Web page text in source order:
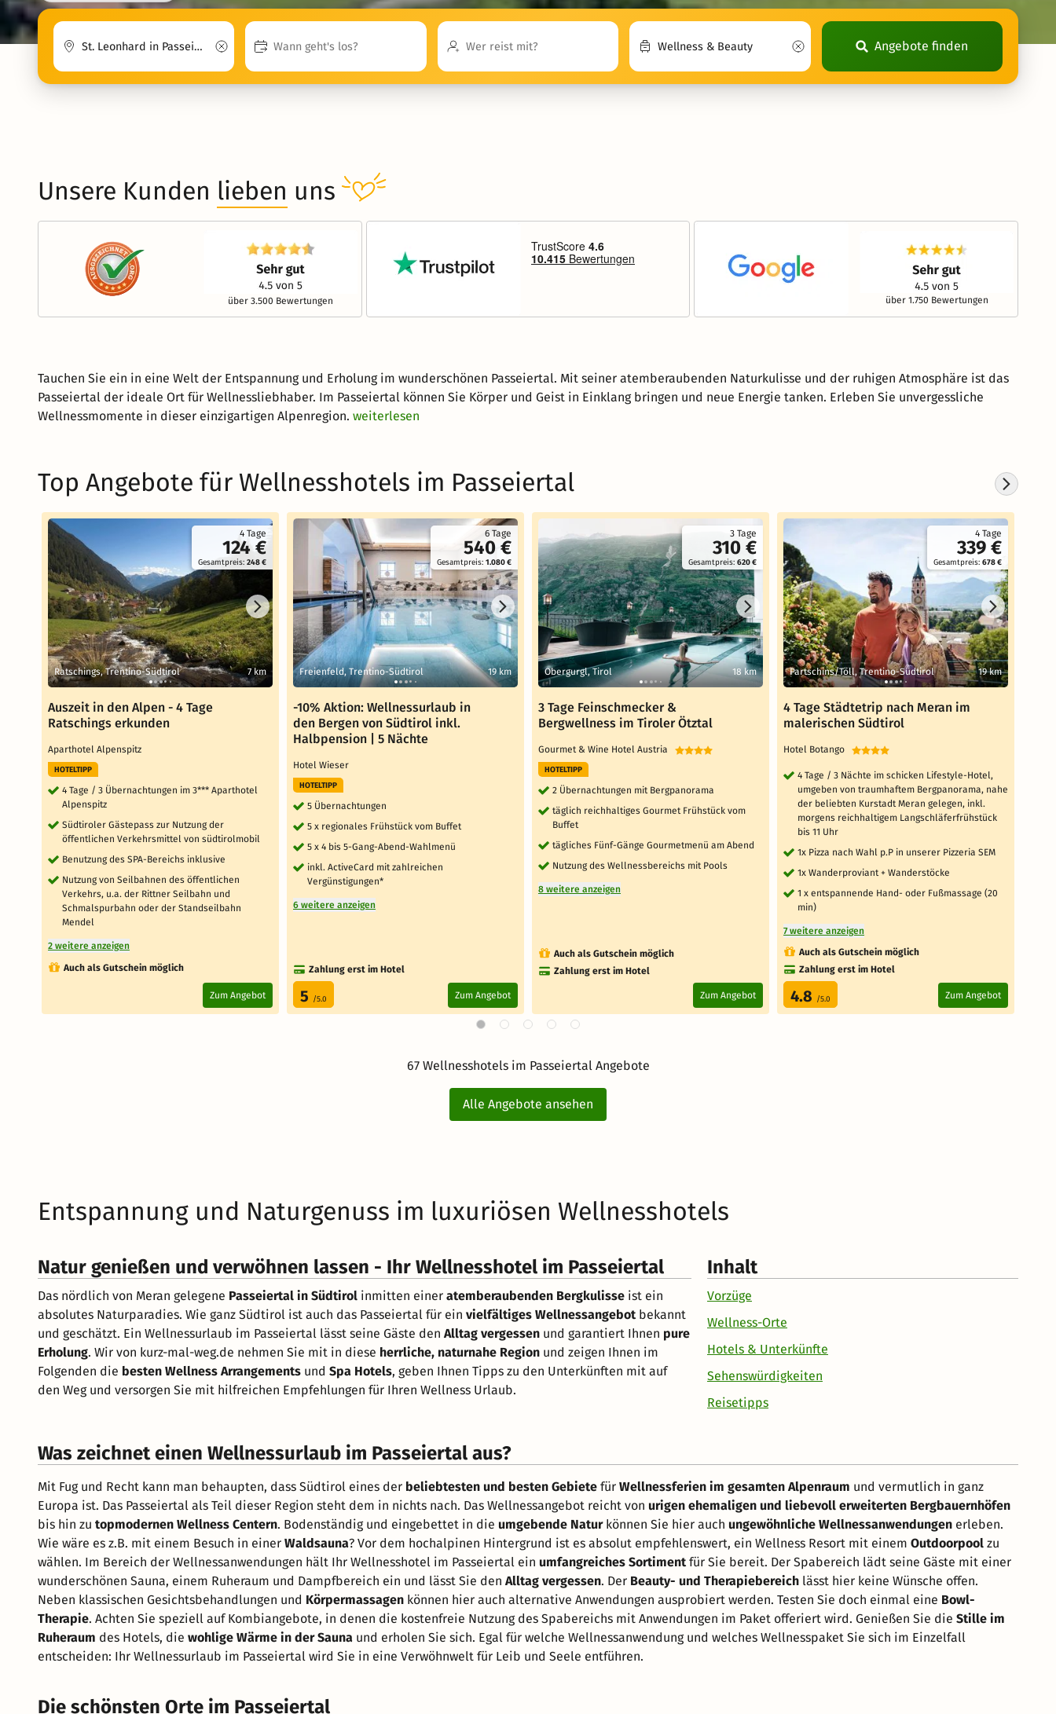
Angebote finden
Unsere Kunden lieben uns
über 3.500 Bewertungen über 1.750 Bewertungen
Tauchen Sie ein in eine Welt der Entspannung und Erholung im wunderschönen Passeiertal. Mit seiner atemberaubenden Naturkulisse und der ruhigen Atmosphäre ist das
Passeiertal der ideale Ort für Wellnessliebhaber. Im Passeiertal können Sie Körper und Geist in Einklang bringen und neue Energie tanken. Erleben Sie unvergessliche
Wellnessmomente in dieser einzigartigen Alpenregion. weiterlesen
Top Angebote für Wellnesshotels im Passeiertal
4 Tage
124 €
Gesamtpreis: 248 €
Ratschings, Trentino-Südtirol 7 km
Auszeit in den Alpen - 4 Tage
Ratschings erkunden
Aparthotel Alpenspitz
HOTELTIPP
4 Tage / 3 Übernachtungen im 3*** Aparthotel
Alpenspitz
Südtiroler Gästepass zur Nutzung der
öffentlichen Verkehrsmittel von südtirolmobil
Benutzung des SPA-Bereichs inklusive
Nutzung von Seilbahnen des öffentlichen
Verkehrs, u.a. der Rittner Seilbahn und
Schmalspurbahn oder der Standseilbahn
Mendel
2 weitere anzeigen
Auch als Gutschein möglich
Zum Angebot
6 Tage
540 €
Gesamtpreis: 1.080 €
Freienfeld, Trentino-Südtirol 19 km
-10% Aktion: Wellnessurlaub in
den Bergen von Südtirol inkl.
Halbpension | 5 Nächte
Hotel Wieser
HOTELTIPP
5 Übernachtungen
5 x regionales Frühstück vom Buffet
5 x 4 bis 5-Gang-Abend-Wahlmenü
inkl. ActiveCard mit zahlreichen
Vergünstigungen*
6 weitere anzeigen
Zahlung erst im Hotel
5 /5.0 Zum Angebot
3 Tage
310 €
Gesamtpreis: 620 €
Obergurgl, Tirol 18 km
3 Tage Feinschmecker &
Bergwellness im Tiroler Ötztal
Gourmet & Wine Hotel Austria
HOTELTIPP
2 Übernachtungen mit Bergpanorama
täglich reichhaltiges Gourmet Frühstück vom
Buffet
tägliches Fünf-Gänge Gourmetmenü am Abend
Nutzung des Wellnessbereichs mit Pools
8 weitere anzeigen
Auch als Gutschein möglich
Zahlung erst im Hotel
Zum Angebot
4 Tage
339 €
Gesamtpreis: 678 €
Partschins/Töll, Trentino-Südtirol 19 km
4 Tage Städtetrip nach Meran im
malerischen Südtirol
Hotel Botango
4 Tage / 3 Nächte im schicken Lifestyle-Hotel,
umgeben von traumhaftem Bergpanorama, nahe
der beliebten Kurstadt Meran gelegen, inkl.
morgens reichhaltigem Langschläferfrühstück
bis 11 Uhr
1x Pizza nach Wahl p.P in unserer Pizzeria SEM
1x Wanderproviant + Wanderstöcke
1 x entspannende Hand- oder Fußmassage (20
min)
7 weitere anzeigen
Auch als Gutschein möglich
Zahlung erst im Hotel
4.8 /5.0 Zum Angebot
67 Wellnesshotels im Passeiertal Angebote
Alle Angebote ansehen
Entspannung und Naturgenuss im luxuriösen Wellnesshotels
Natur genießen und verwöhnen lassen - Ihr Wellnesshotel im Passeiertal
Das nördlich von Meran gelegene Passeiertal in Südtirol inmitten einer atemberaubenden Bergkulisse ist ein
absolutes Naturparadies. Wie ganz Südtirol ist auch das Passeiertal für ein vielfältiges Wellnessangebotbekannt
und geschätzt. Ein Wellnessurlaub im Passeiertal lässt seine Gäste den Alltag vergessen und garantiert Ihnen pure
Erholung. Wir von kurz-mal-weg.de nehmen Sie mit in diese herrliche, naturnahe Region und zeigen Ihnen im
Folgenden die besten Wellness Arrangements und Spa Hotels, geben Ihnen Tipps zu den Unterkünften mit auf
den Weg und versorgen Sie mit hilfreichen Empfehlungen für Ihren Wellness Urlaub.
Inhalt
Vorzüge
Wellness-Orte
Hotels & Unterkünfte
Sehenswürdigkeiten
Reisetipps
Was zeichnet einen Wellnessurlaub im Passeiertal aus?
Mit Fug und Recht kann man behaupten, dass Südtirol eines der beliebtesten und besten Gebiete für Wellnessferien im gesamten Alpenraum und vermutlich in ganz
Europa ist. Das Passeiertal als Teil dieser Region steht dem in nichts nach. Das Wellnessangebot reicht von urigen ehemaligen und liebevoll erweiterten Bergbauernhöfen
bis hin zu topmodernen Wellness Centern. Bodenständig und eingebettet in die umgebende Naturkönnen Sie hier auch ungewöhnliche Wellnessanwendungen erleben.
Wie wäre es z.B. mit einem Besuch in einer Waldsauna? Vor dem hochalpinen Hintergrund ist es absolut empfehlenswert, ein Wellness Resort mit einem Outdoorpool zu
wählen. Im Bereich der Wellnessanwendungen hält Ihr Wellnesshotel im Passeiertal ein umfangreiches Sortimentfür Sie bereit. Der Spabereich lädt seine Gäste mit einer
wunderschönen Sauna, einem Ruheraum und Dampfbereich ein und lässt Sie den Alltag vergessen. Der Beauty- und Therapiebereich lässt hier keine Wünsche offen.
Neben klassischen Gesichtsbehandlungen und Körpermassagen können hier auch alternative Anwendungen ausprobiert werden. Testen Sie doch einmal eine Bowl-
Therapie. Achten Sie speziell auf Kombiangebote, in denen die kostenfreie Nutzung des Spabereichs mit Anwendungen im Paket offeriert wird. Genießen Sie die Stille im
Ruheraum des Hotels, die wohlige Wärme in der Sauna und erholen Sie sich. Egal für welche Wellnessanwendung und welches Wellnesspaket Sie sich im Einzelfall
entscheiden: Ihr Wellnessurlaub im Passeiertal wird Sie in eine Verwöhnwelt für Leib und Seele entführen.
Die schönsten Orte im Passeiertal